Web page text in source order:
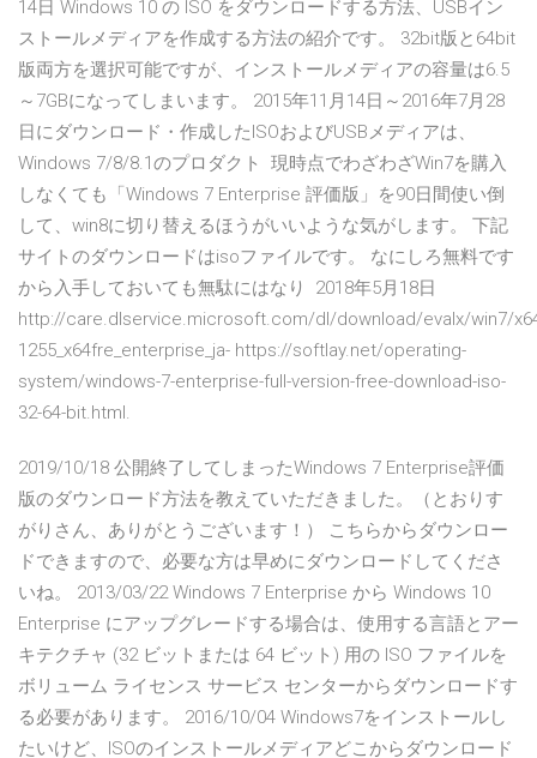
14日 Windows 10 の ISO をダウンロードする方法、USBイン
ストールメディアを作成する方法の紹介です。 32bit版と64bit
版両方を選択可能ですが、インストールメディアの容量は6.5
～7GBになってしまいます。 2015年11月14日～2016年7月28
日にダウンロード・作成したISOおよびUSBメディアは、
Windows 7/8/8.1のプロダクト 現時点でわざわざWin7を購入
しなくても「Windows 7 Enterprise 評価版」を90日間使い倒
して、win8に切り替えるほうがいいような気がします。 下記
サイトのダウンロードはisoファイルです。 なにしろ無料です
から入手しておいても無駄にはなり 2018年5月18日
http://care.dlservice.microsoft.com/dl/download/evalx/win7/
1255_x64fre_enterprise_ja- https://softlay.net/operating-
system/windows-7-enterprise-full-version-free-download-iso-
32-64-bit.html.
2019/10/18 公開終了してしまったWindows 7 Enterprise評価
版のダウンロード方法を教えていただきました。（とおりす
がりさん、ありがとうございます！） こちらからダウンロー
ドできますので、必要な方は早めにダウンロードしてくださ
いね。 2013/03/22 Windows 7 Enterprise から Windows 10
Enterprise にアップグレードする場合は、使用する言語とアー
キテクチャ (32 ビットまたは 64 ビット) 用の ISO ファイルを
ボリューム ライセンス サービス センターからダウンロードす
る必要があります。 2016/10/04 Windows7をインストールし
たいけど、ISOのインストールメディアどこからダウンロード